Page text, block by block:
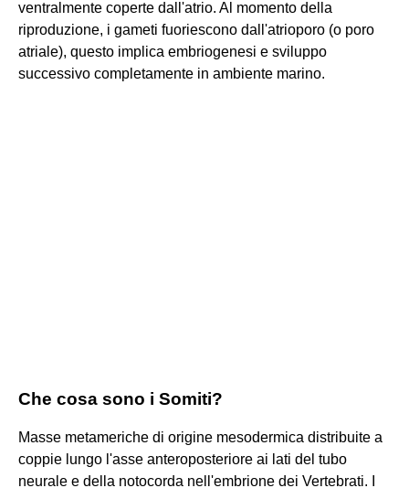
ventralmente coperte dall'atrio. Al momento della
riproduzione, i gameti fuoriescono dall'atrioporo (o poro
atriale), questo implica embriogenesi e sviluppo
successivo completamente in ambiente marino.
Che cosa sono i Somiti?
Masse metameriche di origine mesodermica distribuite a
coppie lungo l'asse anteroposteriore ai lati del tubo
neurale e della notocorda nell'embrione dei Vertebrati. I